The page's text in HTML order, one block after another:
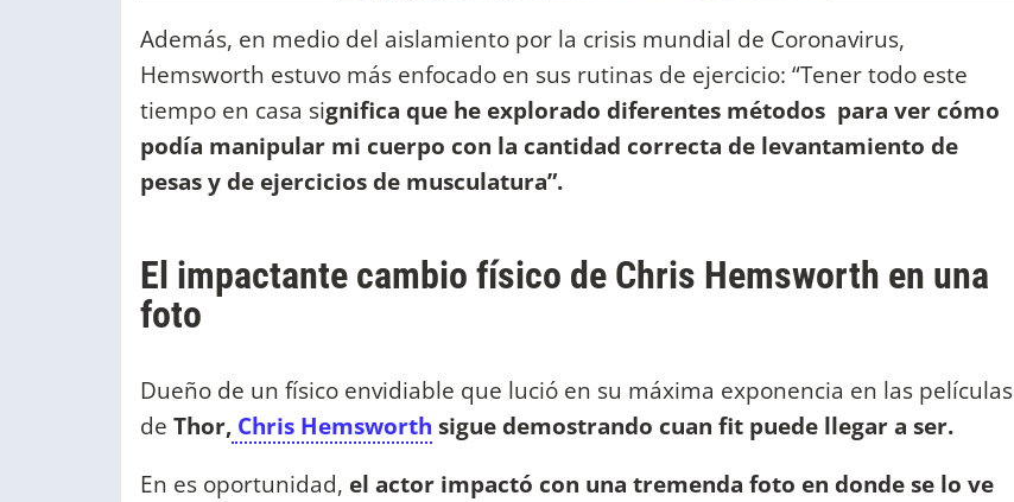
Además, en medio del aislamiento por la crisis mundial de Coronavirus,
Hemsworth estuvo más enfocado en sus rutinas de ejercicio: “Tener todo este
tiempo en casa significa que he explorado diferentes métodos para ver cómo
podía manipular mi cuerpo con la cantidad correcta de levantamiento de
pesas y de ejercicios de musculatura”.
El impactante cambio físico de Chris Hemsworth en una
foto
Dueño de un físico envidiable que lució en su máxima exponencia en las películas
de Thor, Chris Hemsworth sigue demostrando cuan fit puede llegar a ser.
En es oportunidad, el actor impactó con una tremenda foto en donde se lo ve